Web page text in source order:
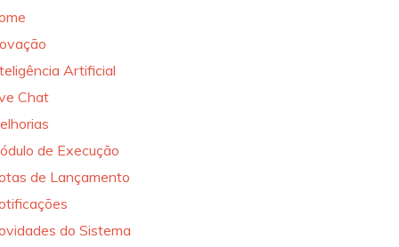
Artificial
Chat
de Execução
de Lançamento
do Sistema